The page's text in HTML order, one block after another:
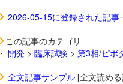
2026-05-15に登録された記事
この記事のカテゴリ
・ 開発 > 臨床試験> 第3相/ピボ
全文記事サンプル[全文読める